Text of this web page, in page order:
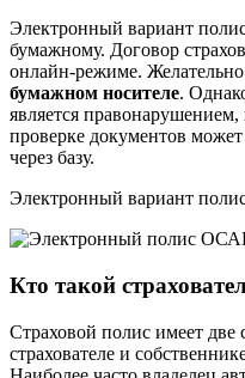
Электронный вариант
бумажному. Договор
онлайн-режиме. Желательно
бумажном носителе.
является
проверке документов
через базу.
Электронный вариант
Кто такой
Страховой полис имеет две
страхователе и